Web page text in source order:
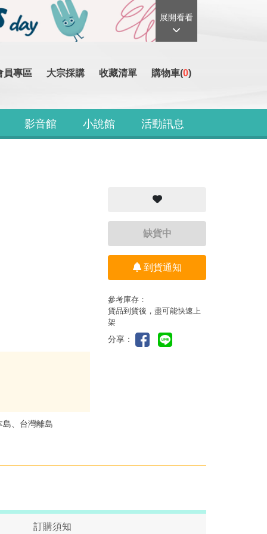
展開看看
員專區 大宗採購 收藏清單 購物車(0)
影音館 小說館 活動訊息
島、台灣離島
缺貨中
到貨通知
參考庫存：
貨品到貨後，盡可能快速上
架
分享：
訂購須知